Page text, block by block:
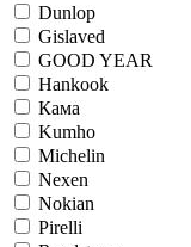
Dunlop
Gislaved
GOOD YEAR
Hankook
Кама
Kumho
Michelin
Nexen
Nokian
Pirelli